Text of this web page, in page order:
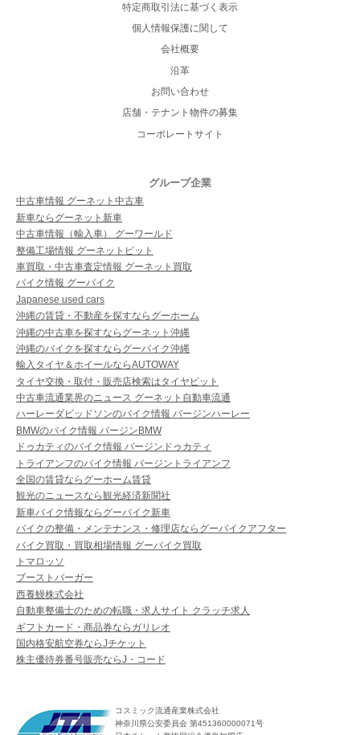
特定商取引法に基づく表示
個人情報保護に関して
会社概要
沿革
お問い合わせ
店舗・テナント物件の募集
コーポレートサイト
グループ企業
中古車情報 グーネット中古車
新車ならグーネット新車
中古車情報（輸入車） グーワールド
整備工場情報 グーネットピット
車買取・中古車査定情報 グーネット買取
バイク情報 グーバイク
Japanese used cars
沖縄の賃貸・不動産を探すならグーホーム
沖縄の中古車を探すならグーネット沖縄
沖縄のバイクを探すならグーバイク沖縄
輸入タイヤ＆ホイールならAUTOWAY
タイヤ交換・取付・販売店検索はタイヤピット
中古車流通業界のニュース グーネット自動車流通
ハーレーダビッドソンのバイク情報 バージンハーレー
BMWのバイク情報 バージンBMW
ドゥカティのバイク情報 バージンドゥカティ
トライアンフのバイク情報 バージントライアンフ
全国の賃貸ならグーホーム賃貸
観光のニュースなら観光経済新聞社
新車バイク情報ならグーバイク新車
バイクの整備・メンテナンス・修理店ならグーバイクアフター
バイク買取・買取相場情報 グーバイク買取
トマロッソ
ブーストバーガー
西養鰻株式会社
自動車整備士のための転職・求人サイト クラッチ求人
ギフトカード・商品券ならガリレオ
国内格安航空券ならJチケット
株主優待券番号販売ならJ・コード
コスミック流通産業株式会社
神奈川県公安委員会 第451360000071号